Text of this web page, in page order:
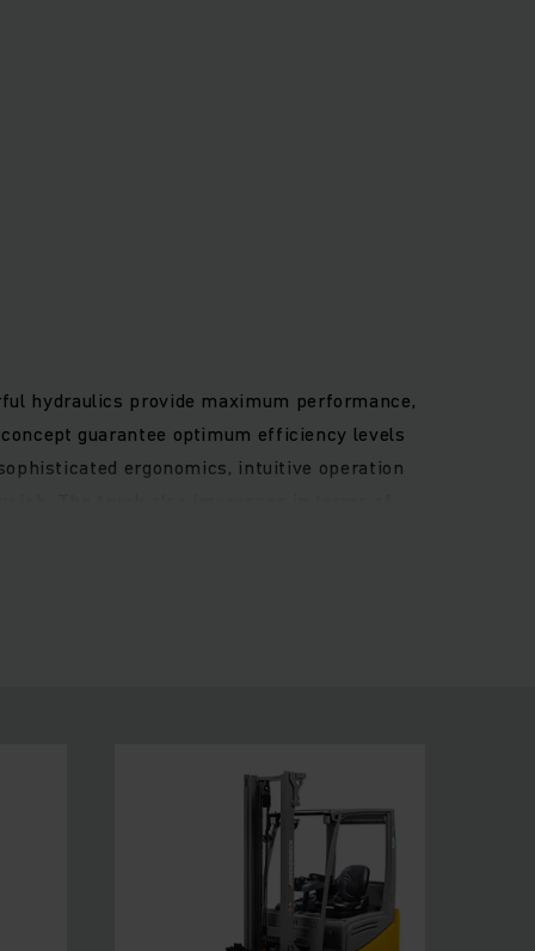
hydraulics provide maximum performance,
guarantee optimum efficiency levels
ergonomics, intuitive operation